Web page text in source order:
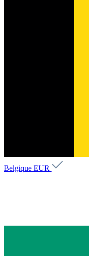
Belgique EUR